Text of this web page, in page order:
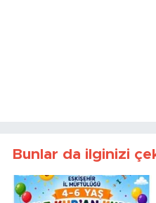
Bunlar da ilginizi